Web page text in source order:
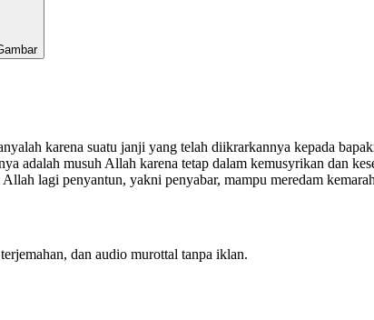
karena suatu janji yang telah diikrarkannya kepada
adalah musuh Allah karena tetap dalam kemusyrikan dan
lagi penyantun, yakni penyabar, mampu meredam
dan audio murottal tanpa iklan.